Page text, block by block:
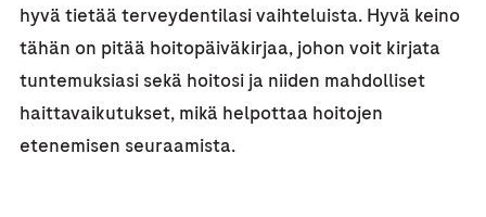
hyvä tietää terveydentilasi vaihteluista. Hyvä keino
tähän on pitää hoitopäiväkirjaa, johon voit kirjata
tuntemuksiasi sekä hoitosi ja niiden mahdolliset
haittavaikutukset, mikä helpottaa hoitojen
etenemisen seuraamista.